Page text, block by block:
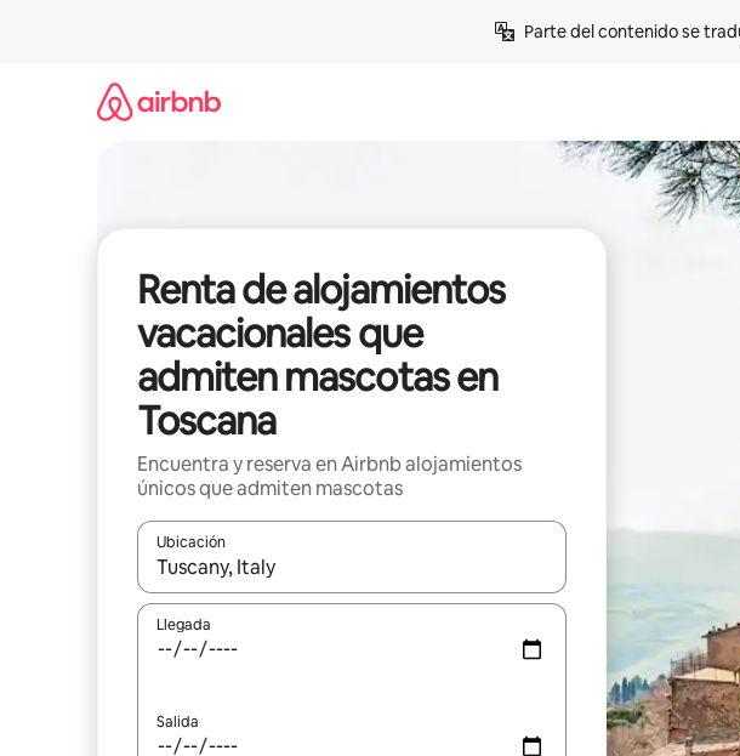
Parte del contenido se
Renta de alojamientos
vacacionales que
admiten mascotas en
Toscana
Encuentra y reserva en Airbnb alojamientos
únicos que admiten mascotas
Ubicación
Cuando los resultados estén disponibles, podrás navegar usando las
Llegada
Salida